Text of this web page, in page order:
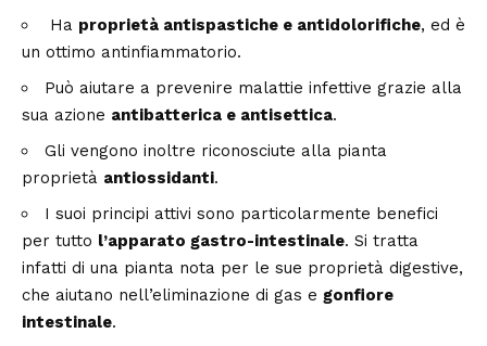
Ha proprietà antispastiche e antidolorifiche, ed è
un ottimo antinfiammatorio.
Può aiutare a prevenire malattie infettive grazie alla
sua azione antibatterica e antisettica.
Gli vengono inoltre riconosciute alla pianta
proprietà antiossidanti.
I suoi principi attivi sono particolarmente benefici
per tutto l’apparato gastro-intestinale. Si tratta
infatti di una pianta nota per le sue proprietà digestive,
che aiutano nell’eliminazione di gas e gonfiore
intestinale.